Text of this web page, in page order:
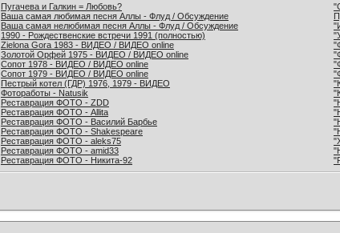
Пугачева и Галкин = Любовь?
Ваша самая любимая песня Аллы - Флуд / Обсуждение
Ваша самая нелюбимая песня Аллы - Флуд / Обсуждение
1990 - Рождественские встречи 1991 (полностью)
Zielona Gora 1983 - ВИДЕО / ВИДЕО online
Золотой Орфей 1975 - ВИДЕО / ВИДЕО online
Сопот 1978 - ВИДЕО / ВИДЕО online
Сопот 1979 - ВИДЕО / ВИДЕО online
Пестрый котел (ГДР) 1976, 1979 - ВИДЕО
Фотоработы - Natusik
Реставрация ФОТО - ZDD
Реставрация ФОТО - Allita
Реставрация ФОТО - Василий Барбье
Реставрация ФОТО - Shakespeare
Реставрация ФОТО - aleks75
Реставрация ФОТО - amid33
Реставрация ФОТО - Никита-92